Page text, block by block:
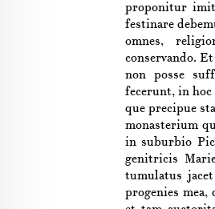
proponitur
festinare
omnes,
conservando.
non posse
fecerunt, in
que precipue
monasterium
in suburbio
genitricis
tumulatus
progenies